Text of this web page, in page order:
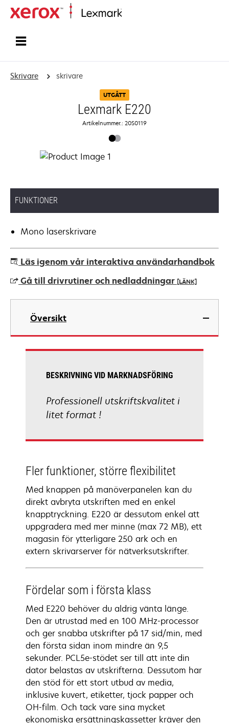
Skrivare skrivare
UTGÅTT
Lexmark E220
Artikelnummer.: 20S0119
FUNKTIONER
Mono laserskrivare
Läs igenom vår interaktiva användarhandbok
Gå till drivrutiner och nedladdningar [LÄNK]
opens
new
Översikt
BESKRIVNING VID MARKNADSFÖRING
Professionell utskriftskvalitet i
litet format !
Fler funktioner, större flexibilitet
Med knappen på manöverpanelen kan du
direkt avbryta utskriften med en enkel
knapptryckning. E220 är dessutom enkel att
uppgradera med mer minne (max 72 MB), ett
magasin för ytterligare 250 ark och en
extern skrivarserver för nätverksutskrifter.
Fördelar som i första klass
Med E220 behöver du aldrig vänta länge.
Den är utrustad med en 100 MHz-processor
och ger snabba utskrifter på 17 sid/min, med
den första sidan inom mindre än 9,5
sekunder. PCL5e-stödet ser till att inte din
dator belastas av utskrifterna. Dessutom har
den stöd för ett stort utbud av media,
inklusive kuvert, etiketter, tjock papper och
OH-film. Och tack vare sina mycket
ekonomiska ersättningskassetter kräver den